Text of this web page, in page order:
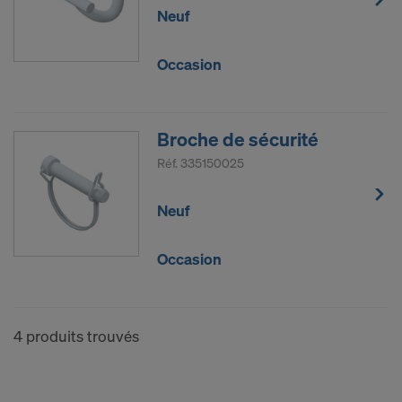
Neuf
Occasion
Broche de sécurité
Réf. 335150025
Neuf
Occasion
4 produits trouvés
Certains de nos partenaires ont leur succursale aux
caractère personnel à nos partenaires aux États-
2020 (Cour de justice de l’Union européenne, C-
311/18, arrêt « Schrems II ») a rétracté la décision
d’adéquation qui autorisait un transfert de données
à caractère personnel aux États-Unis. Par
conséquent les États-Unis, en tant que pays tiers,
ne fournissent pas de niveau adéquat de
protection des données.
données à caractère personnel aux États-Unis
consiste notamment en ce que vos données sont